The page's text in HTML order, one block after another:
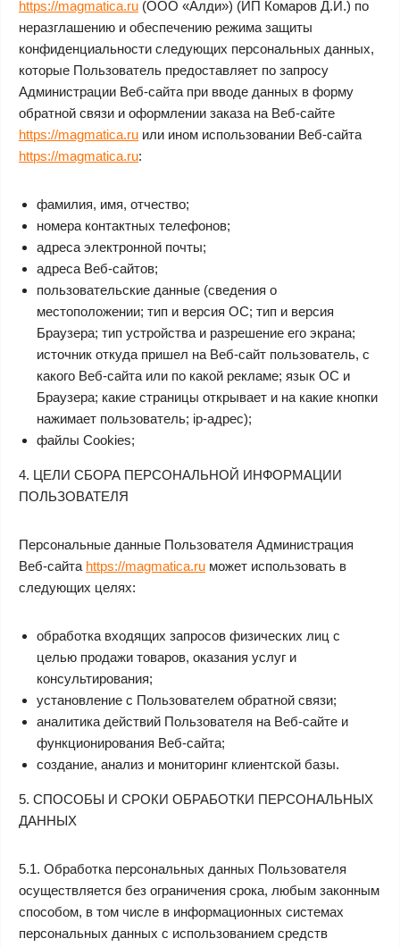
https://magmatica.ru (ООО «Алди») (ИП Комаров Д.И.) по
неразглашению и обеспечению режима защиты
конфиденциальности следующих персональных данных,
которые Пользователь предоставляет по запросу
Администрации Веб-сайта при вводе данных в форму
обратной связи и оформлении заказа на Веб-сайте
https://magmatica.ru или ином использовании Веб-сайта
https://magmatica.ru:
фамилия, имя, отчество;
номера контактных телефонов;
адреса электронной почты;
адреса Веб-сайтов;
пользовательские данные (сведения о
местоположении; тип и версия ОС; тип и версия
Браузера; тип устройства и разрешение его экрана;
источник откуда пришел на Веб-сайт пользователь, с
какого Веб-сайта или по какой рекламе; язык ОС и
Браузера; какие страницы открывает и на какие кнопки
нажимает пользователь; ip-адрес);
файлы Сookies;
4. ЦЕЛИ СБОРА ПЕРСОНАЛЬНОЙ ИНФОРМАЦИИ
ПОЛЬЗОВАТЕЛЯ
Персональные данные Пользователя Администрация
Веб-сайта https://magmatica.ru может использовать в
следующих целях:
обработка входящих запросов физических лиц с
целью продажи товаров, оказания услуг и
консультирования;
установление с Пользователем обратной связи;
аналитика действий Пользователя на Веб-сайте и
функционирования Веб-сайта;
создание, анализ и мониторинг клиентской базы.
5. СПОСОБЫ И СРОКИ ОБРАБОТКИ ПЕРСОНАЛЬНЫХ
ДАННЫХ
5.1. Обработка персональных данных Пользователя
осуществляется без ограничения срока, любым законным
способом, в том числе в информационных системах
персональных данных с использованием средств